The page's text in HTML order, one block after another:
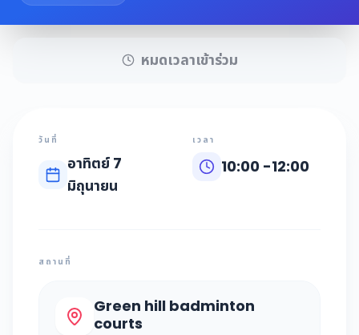
หมดเวลาเข้าร่วม
วันที่
อาทิตย์ 7
มิถุนายน
เวลา
10:00 -12:00
สถานที่
Green hill badminton
courts